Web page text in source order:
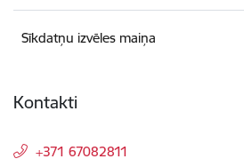
Sīkdatņu izvēles maiņa
Kontakti
+371 67082811